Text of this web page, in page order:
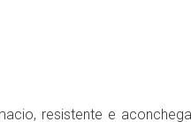
resistente e